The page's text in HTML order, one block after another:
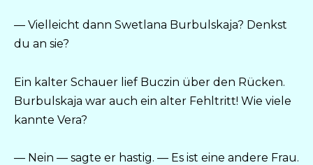
— Vielleicht dann Swetlana Burbulskaja? Denkst
du an sie?
Ein kalter Schauer lief Buczin über den Rücken.
Burbulskaja war auch ein alter Fehltritt! Wie viele
kannte Vera?
— Nein — sagte er hastig. — Es ist eine andere Frau.